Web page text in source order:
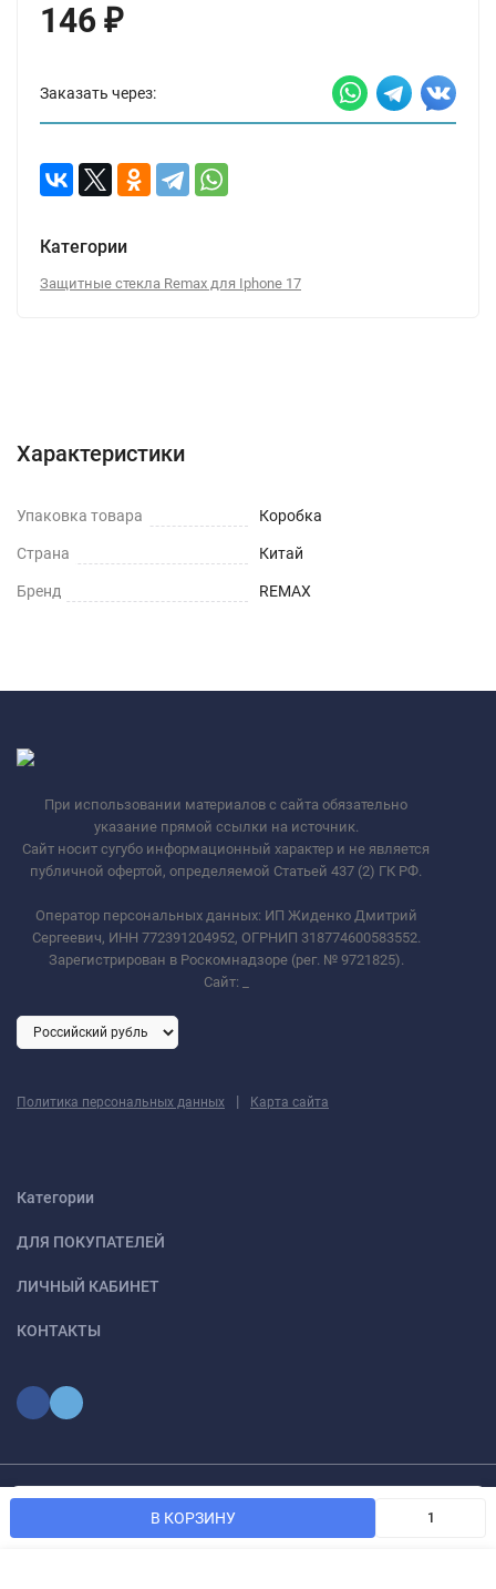
146 ₽
В КОРЗИНУ
Заказать через:
Категории
Защитные стекла Remax для Iphone 17
Характеристики
Упаковка товара Коробка
Страна Китай
Бренд REMAX
При использовании материалов с сайта обязательно
указание прямой ссылки на источник.
Сайт носит сугубо информационный характер и не является
публичной офертой, определяемой Статьей 437 (2) ГК РФ.
Оператор персональных данных: ИП Жиденко Дмитрий
Сергеевич, ИНН 772391204952, ОГРНИП 318774600583552.
Зарегистрирован в Роскомнадзоре (рег. № 9721825).
Сайт:
Политика персональных данных | Карта сайта
Категории
ДЛЯ ПОКУПАТЕЛЕЙ
ЛИЧНЫЙ КАБИНЕТ
КОНТАКТЫ